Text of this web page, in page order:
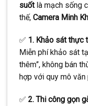
suốtlà mạch sống
thế, Camera Minh
✅ 1. Khảo sát thực
Miễn phí khảo sát
thêm”, không bán
hợp với quy mô văn
✅ 2. Thi công gọn